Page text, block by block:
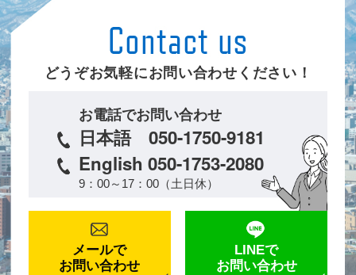
どうぞお気軽にお問い合わせください！
お電話でお問い合わせ
日本語 050-1750-9181
English 050-1753-2080
9：00～17：00（土日休）
メールで
お問い合わせ
LINEで
お問い合わせ